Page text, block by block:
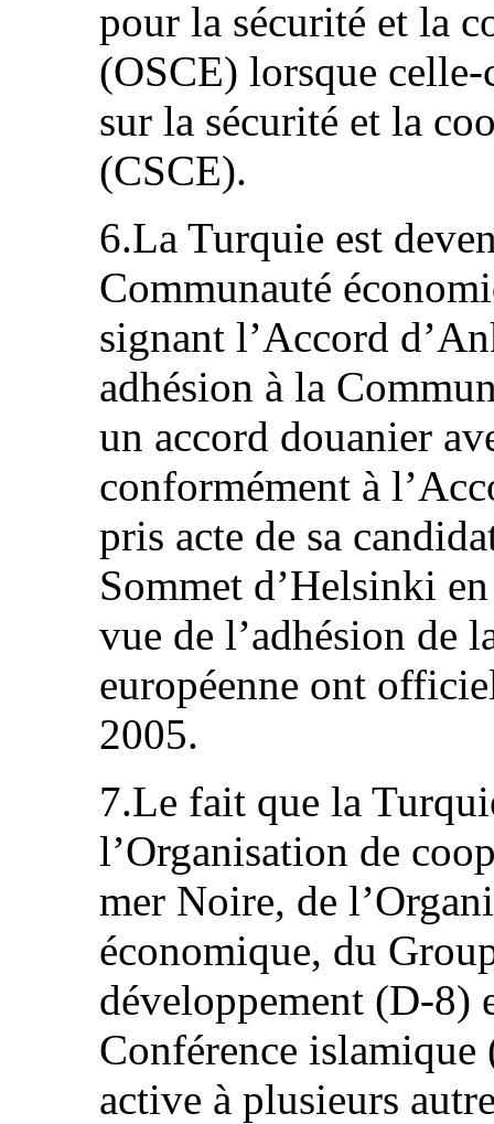
pour la sécurité et la
(OSCE) lorsque
sur la sécurité et la
(CSCE).
6.La Turquie est
Communauté
signant l’Accord
adhésion à la
un accord douanier
conformément à
pris acte de sa
Sommet d’Helsinki
vue de l’adhésion de
européenne ont
2005.
7.Le fait que la
l’Organisation de
mer Noire, de
économique, du
développement (D‑8)
Conférence
active à plusieurs